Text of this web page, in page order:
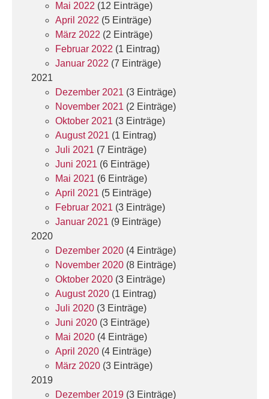
Mai 2022 (12 Einträge)
April 2022 (5 Einträge)
März 2022 (2 Einträge)
Februar 2022 (1 Eintrag)
Januar 2022 (7 Einträge)
2021
Dezember 2021 (3 Einträge)
November 2021 (2 Einträge)
Oktober 2021 (3 Einträge)
August 2021 (1 Eintrag)
Juli 2021 (7 Einträge)
Juni 2021 (6 Einträge)
Mai 2021 (6 Einträge)
April 2021 (5 Einträge)
Februar 2021 (3 Einträge)
Januar 2021 (9 Einträge)
2020
Dezember 2020 (4 Einträge)
November 2020 (8 Einträge)
Oktober 2020 (3 Einträge)
August 2020 (1 Eintrag)
Juli 2020 (3 Einträge)
Juni 2020 (3 Einträge)
Mai 2020 (4 Einträge)
April 2020 (4 Einträge)
März 2020 (3 Einträge)
2019
Dezember 2019 (3 Einträge)